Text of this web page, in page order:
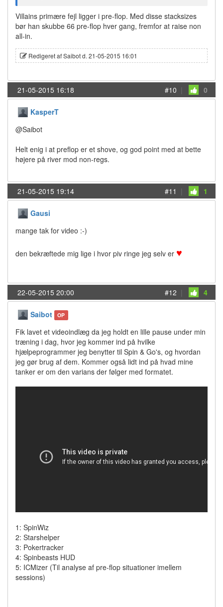
Villains primære fejl ligger i pre-flop. Med disse stacksizes
bør han skubbe 66 pre-flop hver gang, fremfor at raise non
all-in.
Redigeret af Saibot d. 21-05-2015 16:01
21-05-2015 16:18 #10 | 0
KasperT
@Saibot
Helt enig i at preflop er et shove, og god point med at bette
højere på river mod non-regs.
21-05-2015 19:14 #11 | 1
Gausi
mange tak for video :-)
den bekræftede mig lige i hvor piv ringe jeg selv er ♥
22-05-2015 20:00 #12 | 4
Saibot OP
Fik lavet et videoindlæg da jeg holdt en lille pause under min
træning i dag, hvor jeg kommer ind på hvilke
hjælpeprogrammer jeg benytter til Spin & Go's, og hvordan
jeg gør brug af dem. Kommer også lidt ind på hvad mine
tanker er om den varians der følger med formatet.
1: SpinWiz
2: Starshelper
3: Pokertracker
4: Spinbeasts HUD
5: ICMizer (Til analyse af pre-flop situationer imellem
sessions)